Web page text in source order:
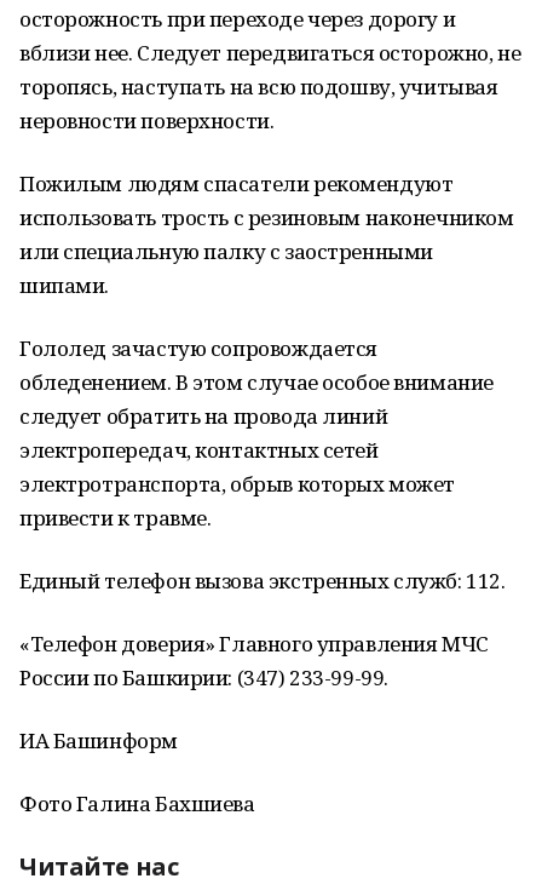
осторожность при переходе через дорогу и
вблизи нее. Следует передвигаться осторожно, не
торопясь, наступать на всю подошву, учитывая
неровности поверхности.
Пожилым людям спасатели рекомендуют
использовать трость с резиновым наконечником
или специальную палку с заостренными
шипами.
Гололед зачастую сопровождается
обледенением. В этом случае особое внимание
следует обратить на провода линий
электропередач, контактных сетей
электротранспорта, обрыв которых может
привести к травме.
Единый телефон вызова экстренных служб: 112.
«Телефон доверия» Главного управления МЧС
России по Башкирии: (347) 233-99-99.
ИА Башинформ
Фото Галина Бахшиева
Читайте нас